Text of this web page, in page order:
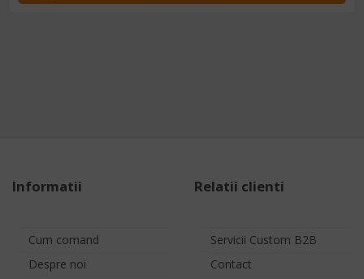
Informatii
Cum comand
Despre noi
Relatii clienti
Servicii Custom B2B
Contact